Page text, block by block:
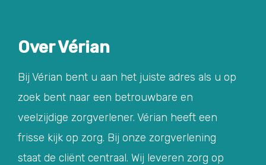
Over Vérian
Bij Vérian bent u aan het juiste adres als u op
zoek bent naar een betrouwbare en
veelzijdige zorgverlener. Vérian heeft een
frisse kijk op zorg. Bij onze zorgverlening
staat de cliënt centraal. Wij leveren zorg op